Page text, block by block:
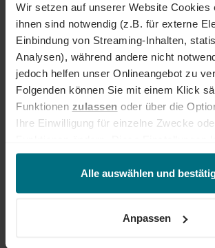
Wir setzen auf unserer Website Cookies
ihnen sind notwendig (z.B. für externe
Einbindung von Streaming-Inhalten,
Analysen), während andere nicht
jedoch helfen unser Onlineangebot zu
Folgenden können Sie mit einem Klick
Funktionen zulassen oder über die
Ihre Einwilligung für einzelne Zwecke
jederzeit über unserenCookie-Hinweis
und/oder nachträglich jederzeit
Informationen erhalten Sie über unseren
Alle auswählen und
Anpassen